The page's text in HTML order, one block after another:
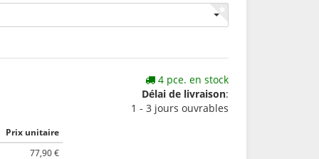
Prix unitaire
77,90 €
4 pce. en stock
Délai de livraison:
1 - 3 jours ouvrables